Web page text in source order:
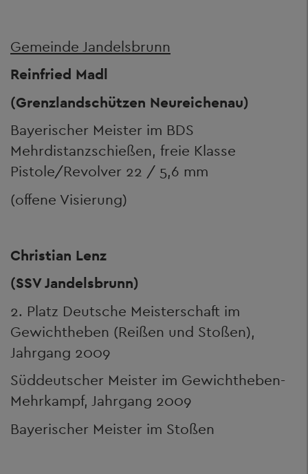
Gemeinde Jandelsbrunn
Reinfried Madl
(Grenzlandschützen Neureichenau)
Bayerischer Meister im BDS
Mehrdistanzschießen, freie Klasse
Pistole/Revolver 22 / 5,6 mm
(offene Visierung)
Christian Lenz
(SSV Jandelsbrunn)
2. Platz Deutsche Meisterschaft im
Gewichtheben (Reißen und Stoßen),
Jahrgang 2009
Süddeutscher Meister im Gewichtheben-
Mehrkampf, Jahrgang 2009
Bayerischer Meister im Stoßen